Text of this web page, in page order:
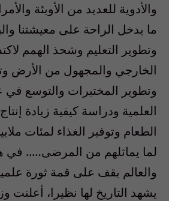
والأدوية للعديد من الأوبئة
ما يدخل الراحة على معيشتنا
وتطوير التعليم وشحذ الهمم
الخارجي والمجهول من الأرض
وتطوير المختبرات والتوسع في
العلمية ودراسة كيفية زيادة
الطعام وتوفير الغذاء لمئات
لما يماثلهم من المرضى….. في
والعالم يقف على قمة ثورة
يشهد التاريخ لها نظيرا، أعلنت